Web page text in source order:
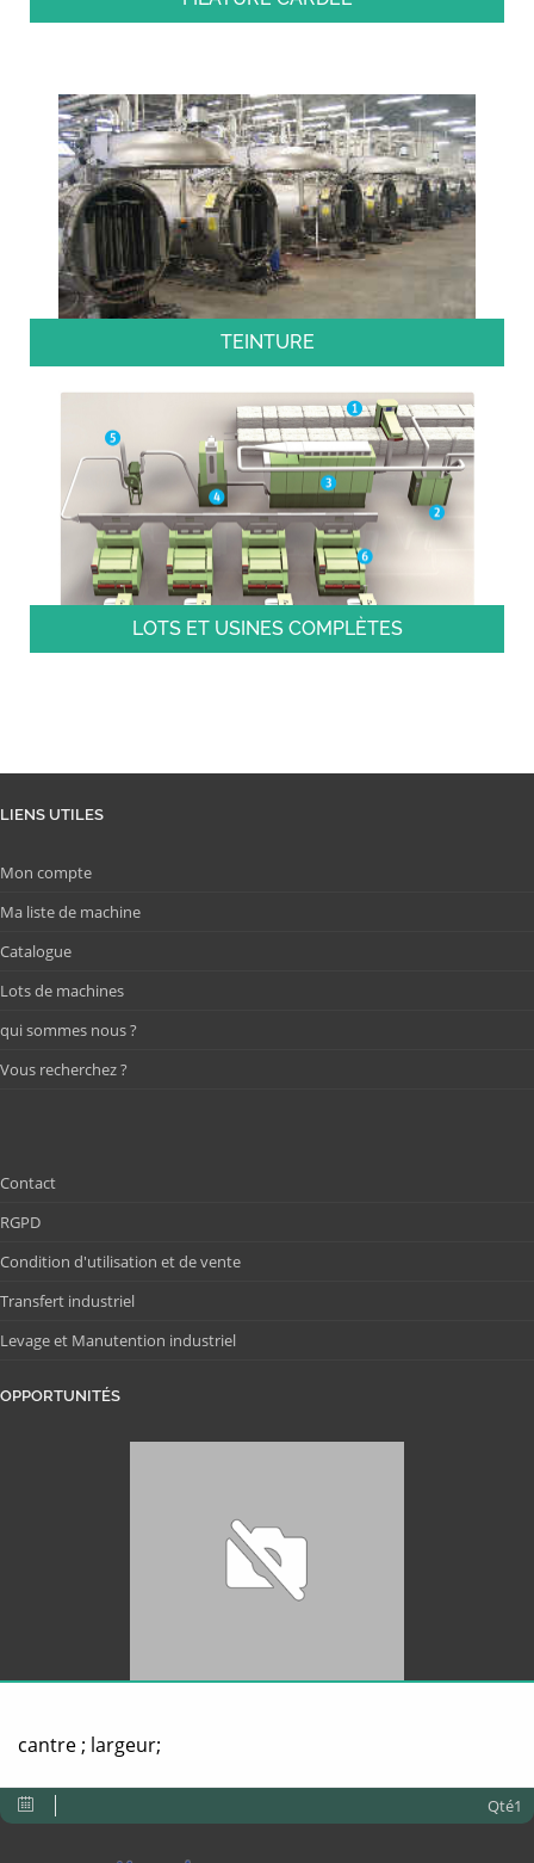
TEINTURE
LOTS ET USINES COMPLÈTES
LIENS UTILES
Mon compte
Ma liste de machine
Catalogue
Lots de machines
qui sommes nous ?
Vous recherchez ?
Contact
RGPD
Condition d'utilisation et de vente
Transfert industriel
Levage et Manutention industriel
OPPORTUNITÉS
cantre ; largeur;
Qté1